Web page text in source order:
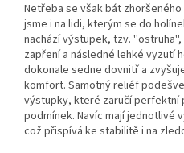
Netřeba se však bát
jsme i na lidi, kterým se do
nachází výstupek, tzv.
zapření a následné lehké vyzutí
dokonale sedne dovnitř a
komfort. Samotný reliéf
výstupky, které zaručí perfektní
podmínek. Navíc mají jednotlivé
což přispívá ke stabilitě i na